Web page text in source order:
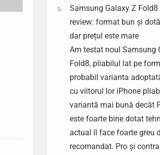
Samsung Galaxy Z Fold8
review: format bun și
dar prețul este mare
Am testat noul Samsung
Fold8, pliabilul lat pe
probabil varianta
cu viitorul lor iPhone
variantă mai bună decât
este foarte bine dotat
actual îl face foarte greu
recomandat. Pro și